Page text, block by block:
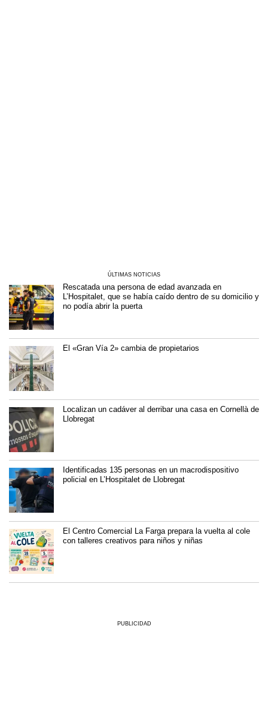
ÚLTIMAS NOTICIAS
Rescatada una persona de edad avanzada en
L’Hospitalet, que se había caído dentro de su domicilio y
no podía abrir la puerta
El «Gran Vía 2» cambia de propietarios
Localizan un cadáver al derribar una casa en Cornellà de
Llobregat
Identificadas 135 personas en un macrodispositivo
policial en L’Hospitalet de Llobregat
El Centro Comercial La Farga prepara la vuelta al cole
con talleres creativos para niños y niñas
PUBLICIDAD